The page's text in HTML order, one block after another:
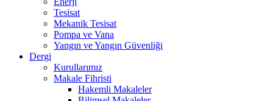
Tesisat
Mekanik Tesisat
Pompa ve Vana
Yangın ve Yangın Güvenliği
Dergi
Kurullarımız
Makale Fihristi
Hakemli Makaleler